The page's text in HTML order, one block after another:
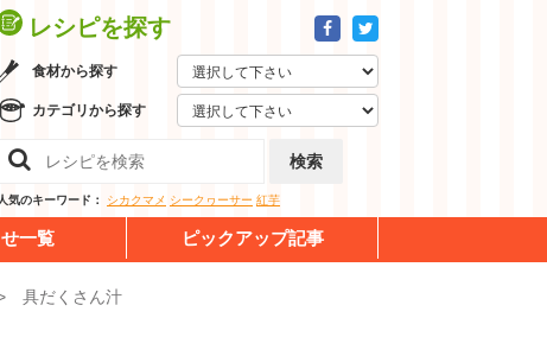
レシピを探す
食材から探す
カテゴリから探す
検索
人気のキーワード： シカクマメ シークヮーサー 紅芋
一覧 ピックアップ記事
具だくさん汁